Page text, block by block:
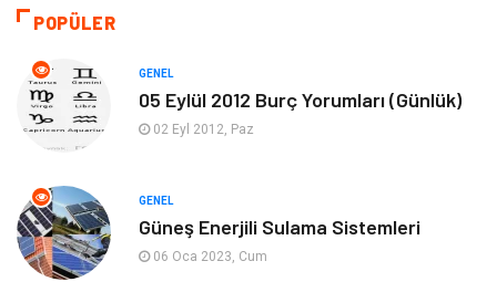
Akıllı Telefon
Soru-Cevap
Ekonomi
Elektrik Elektronik
Tanıtıcı Reklam Alışveriş
POPÜLER
GENEL
05 Eylül 2012 Burç Yorumları (Günlük)
02 Eyl 2012, Paz
GENEL
Güneş Enerjili Sulama Sistemleri
06 Oca 2023, Cum